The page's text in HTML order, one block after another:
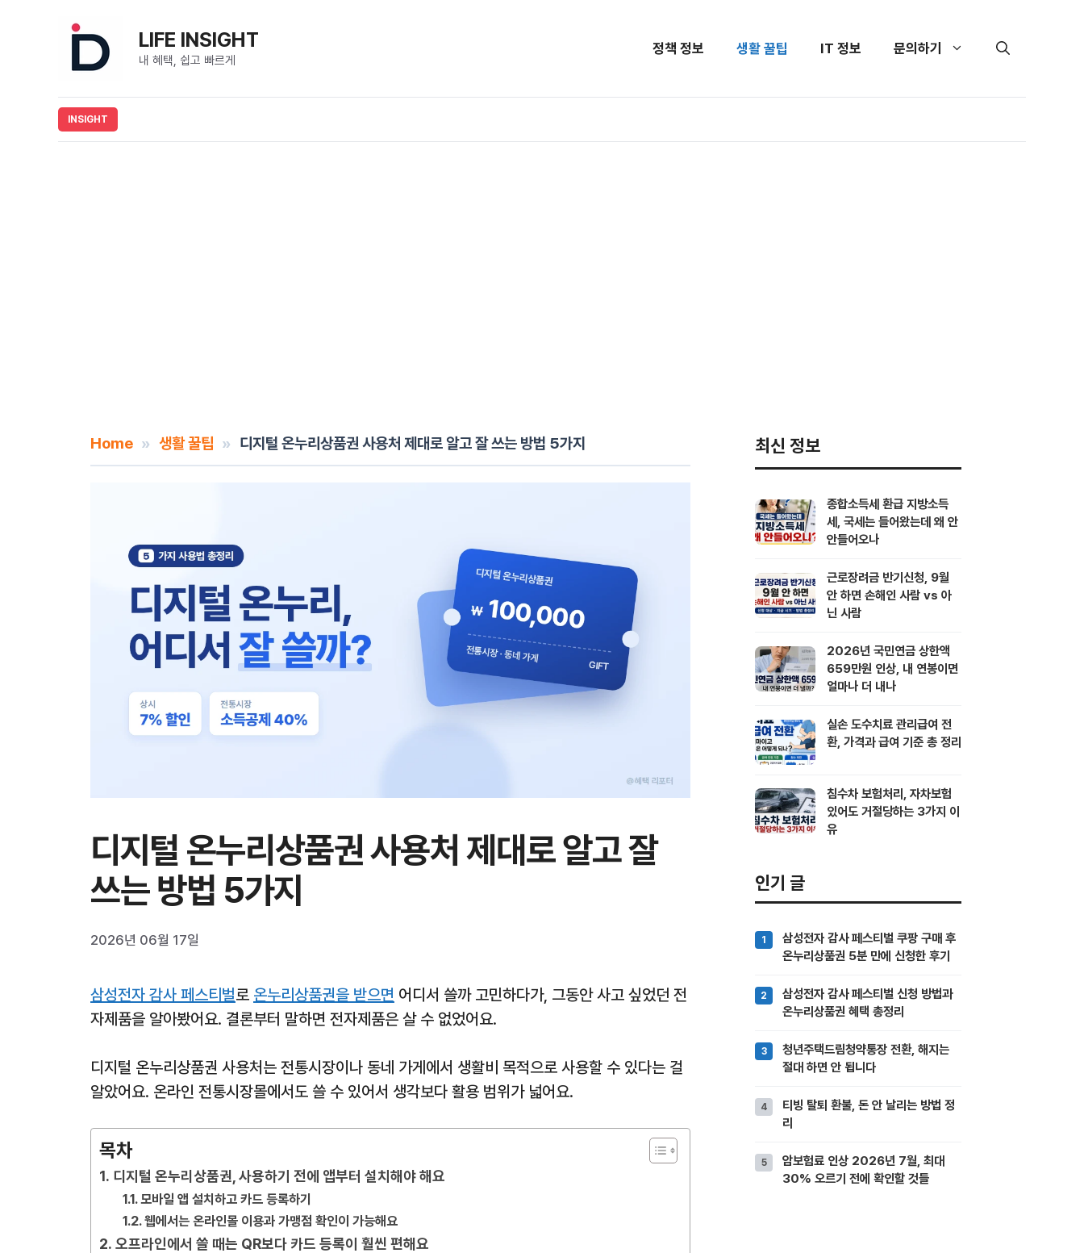
LIFE INSIGHT
내 혜택, 쉽고 빠르게
정책 정보 생활 꿀팁 IT 정보 문의하기
Home » 생활 꿀팁 » 디지털 온누리상품권 사용처 제대로 알고 잘 쓰는 방법 5가지
디지털 온누리상품권 사용처 제대로 알고 잘
쓰는 방법 5가지
2026년 06월 17일
삼성전자 감사 페스티벌로 온누리상품권을 받으면 어디서 쓸까 고민하다가, 그동안 사고 싶었던 전
자제품을 알아봤어요. 결론부터 말하면 전자제품은 살 수 없었어요.
디지털 온누리상품권 사용처는 전통시장이나 동네 가게에서 생활비 목적으로 사용할 수 있다는 걸
알았어요. 온라인 전통시장몰에서도 쓸 수 있어서 생각보다 활용 범위가 넓어요.
목차
디지털 온누리상품권, 사용하기 전에 앱부터 설치해야 해요
모바일 앱 설치하고 카드 등록하기
웹에서는 온라인몰 이용과 가맹점 확인이 가능해요
오프라인에서 쓸 때는 QR보다 카드 등록이 훨씬 편해요
최신 정보
종합소득세 환급 지방소득
세, 국세는 들어왔는데 왜 안
안들어오나
근로장려금 반기신청, 9월
안 하면 손해인 사람 vs 아
닌 사람
2026년 국민연금 상한액
659만원 인상, 내 연봉이면
얼마나 더 내나
실손 도수치료 관리급여 전
환, 가격과 급여 기준 총 정리
침수차 보험처리, 자차보험
있어도 거절당하는 3가지 이
유
인기 글
삼성전자 감사 페스티벌 쿠팡 구매 후
온누리상품권 5분 만에 신청한 후기
삼성전자 감사 페스티벌 신청 방법과
온누리상품권 혜택 총정리
청년주택드림청약통장 전환, 해지는
절대 하면 안 됩니다
티빙 탈퇴 환불, 돈 안 날리는 방법 정
리
암보험료 인상 2026년 7월, 최대
30% 오르기 전에 확인할 것들